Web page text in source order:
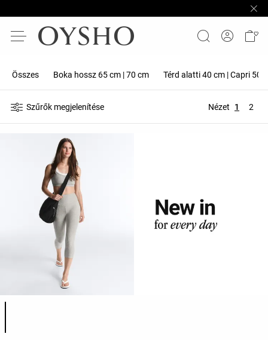
Összes Boka hossz 65 cm | 70 cm Térd alatti 40 cm | Capri 50
Szűrők megjelenítése Nézet 1 2